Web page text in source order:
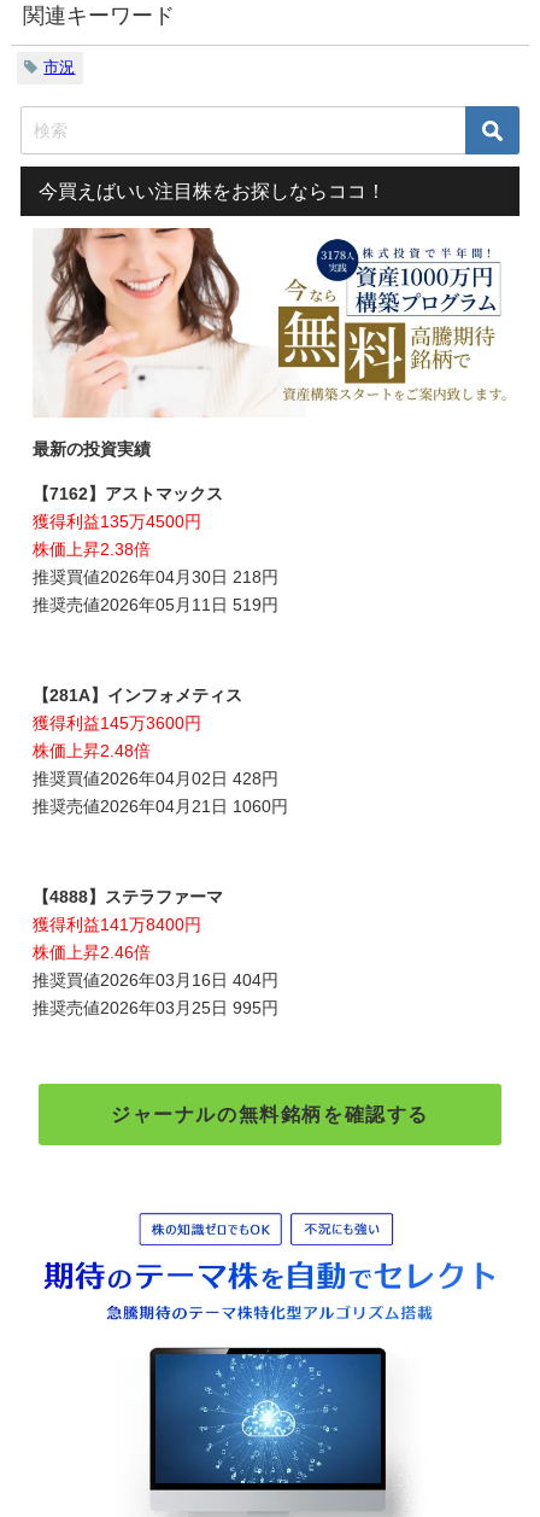
関連キーワード
市況
今買えばいい注目株をお探しならココ！
最新の投資実績
【7162】アストマックス
獲得利益135万4500円
株価上昇2.38倍
推奨買値2026年04月30日 218円
推奨売値2026年05月11日 519円
【281A】インフォメティス
獲得利益145万3600円
株価上昇2.48倍
推奨買値2026年04月02日 428円
推奨売値2026年04月21日 1060円
【4888】ステラファーマ
獲得利益141万8400円
株価上昇2.46倍
推奨買値2026年03月16日 404円
推奨売値2026年03月25日 995円
ジャーナルの無料銘柄を確認する